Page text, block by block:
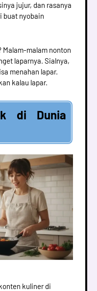
jujur, dan rasanya
buat nyobain
Malam-malam nonton
laparnya. Sialnya,
menahan lapar.
kalau lapar.
di Dunia
kuliner di